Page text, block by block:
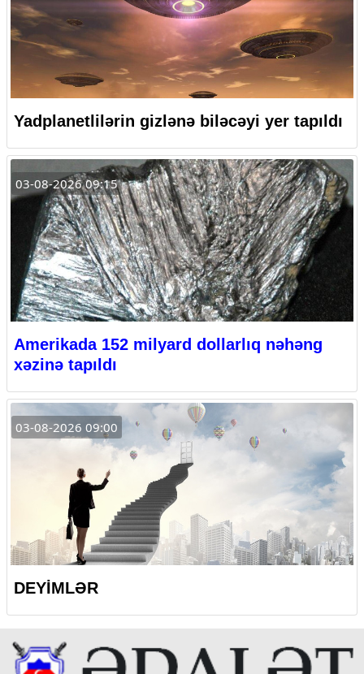
Yadplanetlilərin gizlənə biləcəyi yer tapıldı
03-08-2026 09:15
Amerikada 152 milyard dollarlıq nəhəng
xəzinə tapıldı
03-08-2026 09:00
DEYİMLƏR